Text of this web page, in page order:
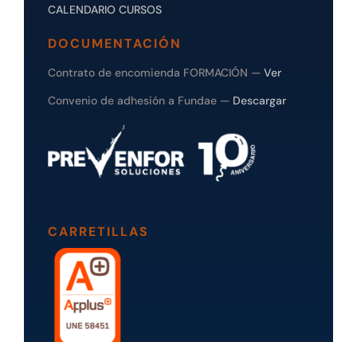
CALENDARIO CURSOS
DOCUMENTACIÓN
Contrato de encomienda FORMACIÓN — Ver
Convenio de adhesión a Fundae — Descargar
CARRETILLAS